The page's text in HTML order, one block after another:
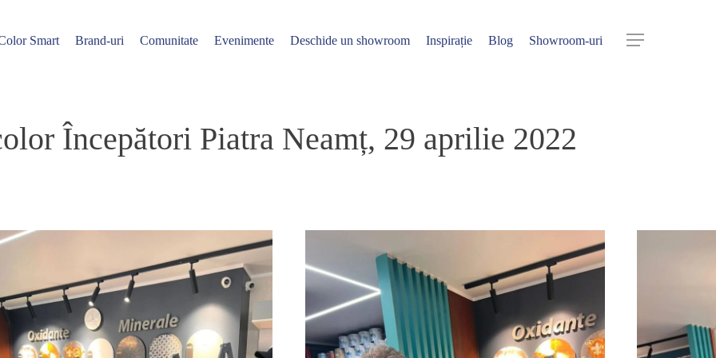
Smart Brand-uri Comunitate Evenimente Deschide un showroom Inspirație Blog Showroom-uri Menu
Începători Piatra Neamț, 29 aprilie 2022